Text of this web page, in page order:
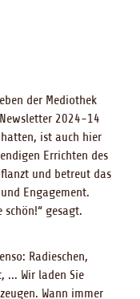
der Mediothek
2024-14
hatten, ist auch hier
Errichten des
und betreut das
Engagement.
schön!“ gesagt.
Radieschen,
... Wir laden Sie
Wann immer